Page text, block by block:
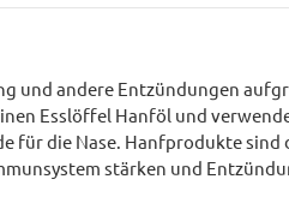
und andere Entzündungen
Esslöffel Hanföl und
für die Nase. Hanfprodukte sind
stärken und